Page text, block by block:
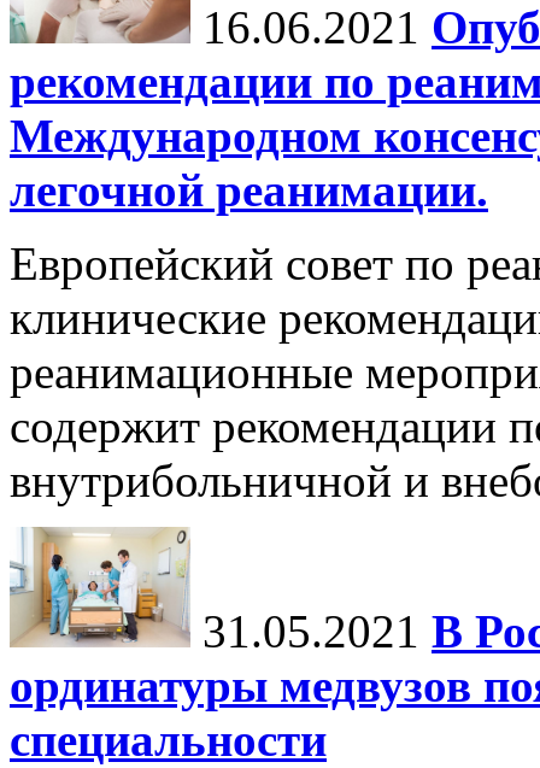
16.06.2021
рекомендации по
Международном
легочной реанимации.
Европейский совет по
клинические
реанимационные
содержит рекомендации
внутрибольничной и
31.05.2021 В
ординатуры медвузов
специальности